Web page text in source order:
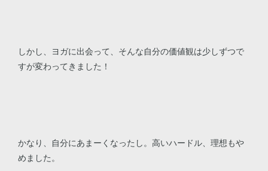
しかし、ヨガに出会って、そんな自分の価値観は少しずつで
すが変わってきました！
かなり、自分にあまーくなったし。高いハードル、理想もや
めました。